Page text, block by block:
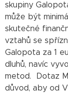
skupiny
může být
skutečné
vztahů se
Galopota za 1
dluhů, navíc
metod. Dotaz
důvod, aby od